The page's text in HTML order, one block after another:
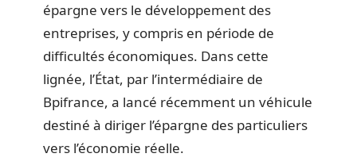
épargne vers le développement des
entreprises, y compris en période de
difficultés économiques. Dans cette
lignée, l’État, par l’intermédiaire de
Bpifrance, a lancé récemment un véhicule
destiné à diriger l’épargne des particuliers
vers l’économie réelle.